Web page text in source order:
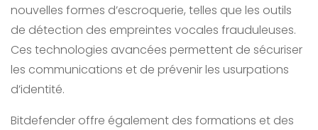
nouvelles formes d’escroquerie, telles que les outils
de détection des empreintes vocales frauduleuses.
Ces technologies avancées permettent de sécuriser
les communications et de prévenir les usurpations
d’identité.
Bitdefender offre également des formations et des